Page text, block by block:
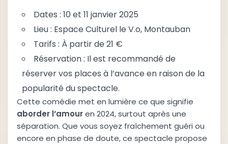
Dates : 10 et 11 janvier 2025
Lieu : Espace Culturel le V.o, Montauban
Tarifs : À partir de 21 €
Réservation : Il est recommandé de
réserver vos places à l’avance en raison de la
popularité du spectacle.
Cette comédie met en lumière ce que signifie
aborder l‘amouren 2024, surtout après une
séparation. Que vous soyez fraîchement guéri ou
encore en phase de doute, ce spectacle propose